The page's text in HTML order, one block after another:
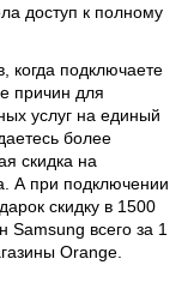
доступ к полному
подключаете
причин для
услуг на единый
более
скидка на
А при подключении
скидку в 1500
всего за 1
Orange.